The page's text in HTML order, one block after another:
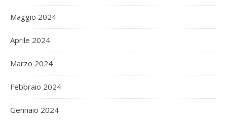
Maggio 2024
Aprile 2024
Marzo 2024
Febbraio 2024
Gennaio 2024